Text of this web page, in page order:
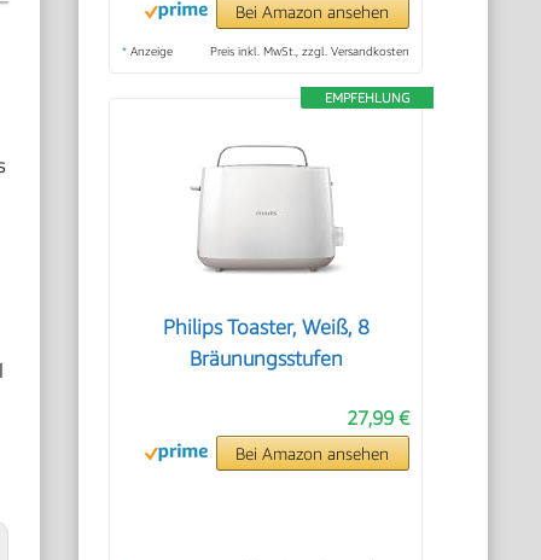
Bei Amazon ansehen
* Anzeige Preis inkl. MwSt., zzgl. Versandkosten
EMPFEHLUNG
Philips Toaster, Weiß, 8
Bräunungsstufen
27,99 €
Bei Amazon ansehen